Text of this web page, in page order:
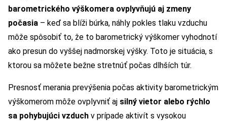
barometrického výškomera ovplyvňujú aj zmeny
počasia – keď sa blíži búrka, náhly pokles tlaku vzduchu
môže spôsobiť to, že to barometrický výškomer vyhodnotí
ako presun do vyššej nadmorskej výšky. Toto je situácia, s
ktorou sa môžete bežne stretnúť počas dlhších túr.
Presnosť merania prevýšenia počas aktivity barometrickým
výškomerom môže ovplyvniť aj silný vietor alebo rýchlo
sa pohybujúci vzduch v prípade aktivít s vysokou